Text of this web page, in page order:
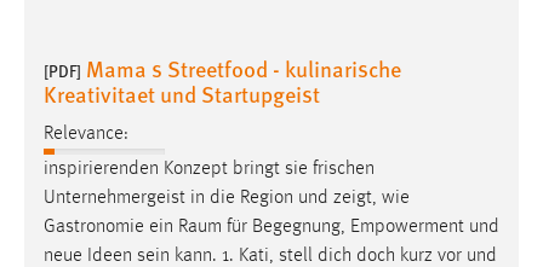
[PDF] Mama s Streetfood - kulinarische
Kreativitaet und Startupgeist
Relevance:
inspirierenden Konzept bringt sie frischen
Unternehmergeist in die Region und zeigt, wie
Gastronomie ein Raum für Begegnung, Empowerment und
neue Ideen sein kann. 1. Kati, stell dich doch kurz vor und